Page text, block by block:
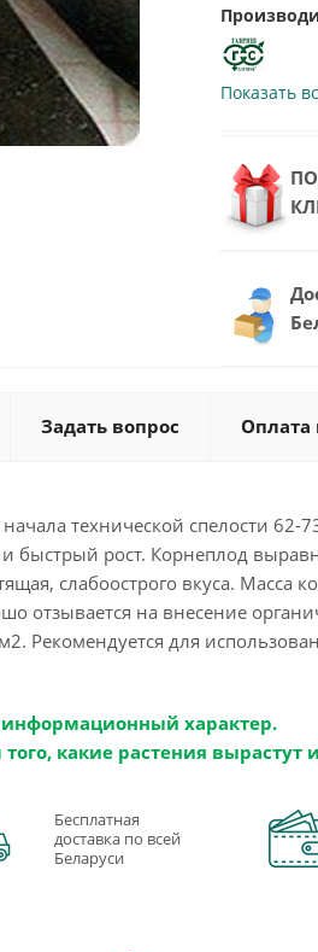
Показать
Задать вопрос Оплата
технической спелости 62-
и быстрый рост. Корнеплод
слабоострого вкуса. Масса
отзывается на внесение
Рекомендуется для
информационный характер.
какие растения вырастут
Бесплатная
доставка по всей
Беларуси